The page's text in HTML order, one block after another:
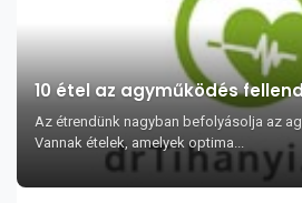
10 étel az agyműködés
Az étrendünk nagyban befolyásolja az
Vannak ételek, amelyek optima...